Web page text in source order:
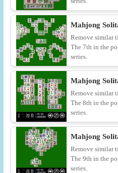
Mahjong
Remove similar
The 7th in the
series.
Mahjong
Remove similar
The 8th in the
series.
Mahjong
Remove similar
The 9th in the
series.